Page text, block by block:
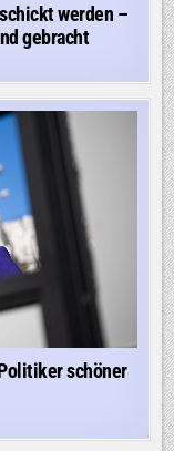
werden –
gebracht
schöner